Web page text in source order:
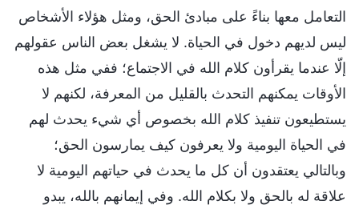
التعامل معها بناءً على مبادئ الحق، ومثل هؤلاء الأشخاص
ليس لديهم دخول في الحياة. لا يشغل بعض الناس عقولهم
إلّا عندما يقرأون كلام الله في الاجتماع؛ ففي مثل هذه
الأوقات يمكنهم التحدث بالقليل من المعرفة، لكنهم لا
يستطيعون تنفيذ كلام الله بخصوص أي شيء يحدث لهم
في الحياة اليومية ولا يعرفون كيف يمارسون الحق؛
وبالتالي يعتقدون أن كل ما يحدث في حياتهم اليومية لا
علاقة له بالحق ولا بكلام الله. وفي إيمانهم بالله، يبدو